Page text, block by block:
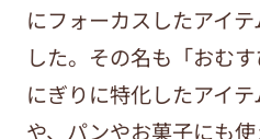
にフォーカスしたアイ
した。その名も「おむ
にぎりに特化したアイ
や、パンやお菓子にも